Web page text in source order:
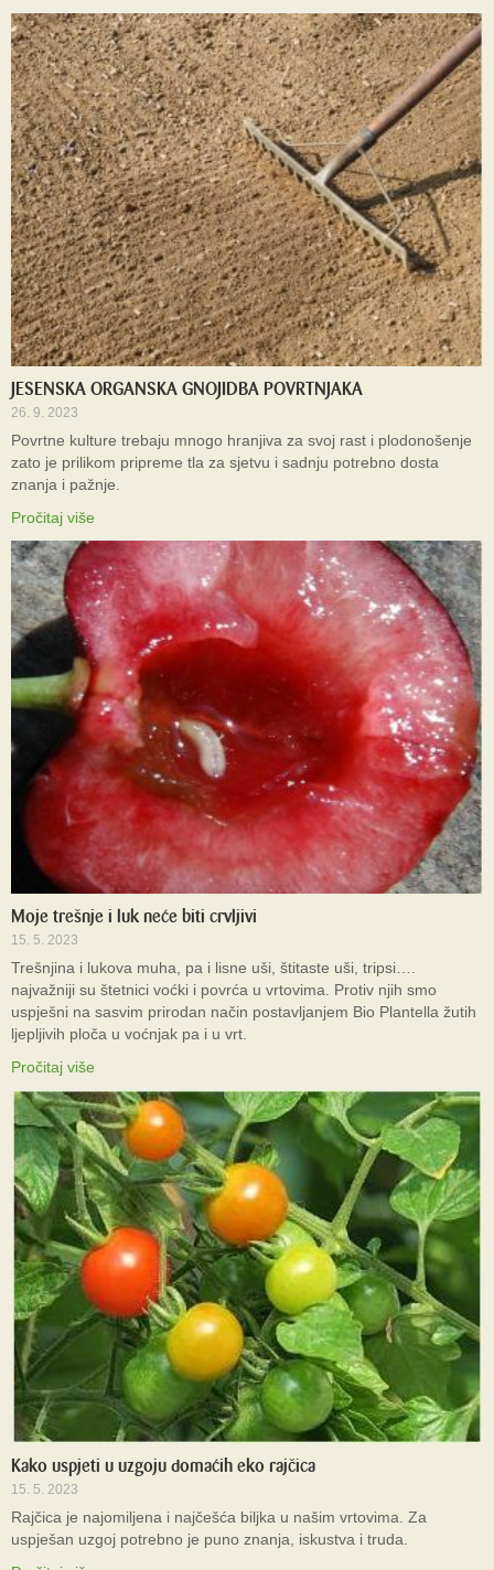
JESENSKA ORGANSKA GNOJIDBA POVRTNJAKA
26. 9. 2023
Povrtne kulture trebaju mnogo hranjiva za svoj rast i plodonošenje
zato je prilikom pripreme tla za sjetvu i sadnju potrebno dosta
znanja i pažnje.
Pročitaj više
Moje trešnje i luk neće biti crvljivi
15. 5. 2023
Trešnjina i lukova muha, pa i lisne uši, štitaste uši, tripsi….
najvažniji su štetnici voćki i povrća u vrtovima. Protiv njih smo
uspješni na sasvim prirodan način postavljanjem Bio Plantella žutih
ljepljivih ploča u voćnjak pa i u vrt.
Pročitaj više
Kako uspjeti u uzgoju domaćih eko rajčica
15. 5. 2023
Rajčica je najomiljena i najčešća biljka u našim vrtovima. Za
uspješan uzgoj potrebno je puno znanja, iskustva i truda.